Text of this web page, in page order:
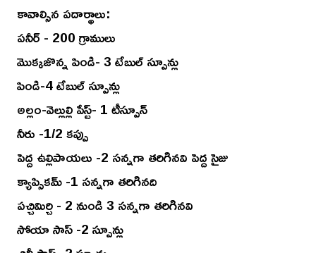
కావాల్సిన పదార్థాలు:
పనీర్ - 200 గ్రాములు
మొక్కజొన్న పిండి- 3 టేబుల్ స్పూన్లు
పిండి-4 టేబుల్ స్పూన్లు
అల్లం-వెల్లుల్లి పేస్ట్- 1 టీస్పూన్
నీరు -1/2 కప్పు
పెద్ద ఉల్లిపాయలు -2 సన్నగా తరిగినవి పెద్ద సైజు
క్యాప్సికమ్ -1 సన్నగా తరిగినది
పచ్చిమిర్చి - 2 నుండి 3 సన్నగా తరిగినవి
సోయా సాస్ -2 స్పూన్లు